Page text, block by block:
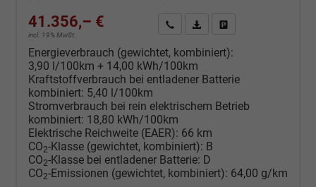
41.356,– €
incl. 19% MwSt.
Kontakt & Angebot anfordern
PDF-Datei, Fahrzeugexposé
Energieverbrauch (gewichtet, kombiniert):
3,90 l/100km + 14,00 kWh/100km
Kraftstoffverbrauch bei entladener Batterie
kombiniert: 5,40 l/100km
Stromverbrauch bei rein elektrischem Betrieb
kombiniert: 18,80 kWh/100km
Elektrische Reichweite (EAER): 66 km
CO2-Klasse (gewichtet, kombiniert): B
CO2-Klasse bei entladener Batterie: D
CO2-Emissionen (gewichtet, kombiniert): 64,00 g/km